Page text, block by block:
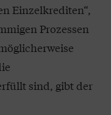
Einzelkrediten“,
Prozessen
sind, gibt der